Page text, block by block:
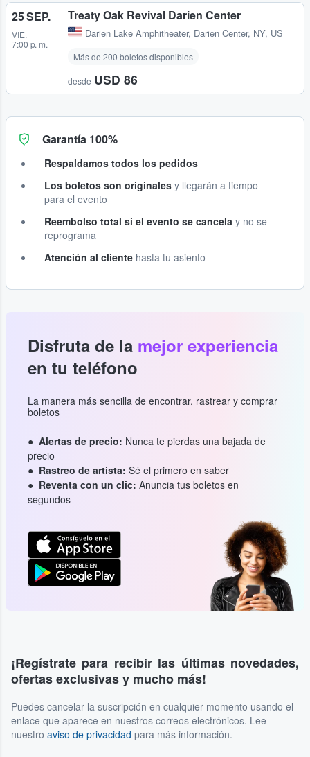
25 SEP.
VIE.
7:00 p. m.
Treaty Oak Revival Darien Center
Darien Lake Amphitheater, Darien Center, NY, US
Más de 200 boletos disponibles
desde USD 86
Garantía 100%
Respaldamos todos los pedidos
Los boletos son originales y llegarán a tiempo
para el evento
Reembolso total si el evento se cancela y no se
reprograma
Atención al cliente hasta tu asiento
Disfruta de la mejor experiencia
en tu teléfono
La manera más sencilla de encontrar, rastrear y comprar
boletos
Alertas de precio: Nunca te pierdas una bajada de
precio
Rastreo de artista: Sé el primero en saber
Reventa con un clic: Anuncia tus boletos en
segundos
¡Regístrate para recibir las últimas novedades,
ofertas exclusivas y mucho más!
Puedes cancelar la suscripción en cualquier momento usando el
enlace que aparece en nuestros correos electrónicos. Lee
nuestro aviso de privacidad para más información.